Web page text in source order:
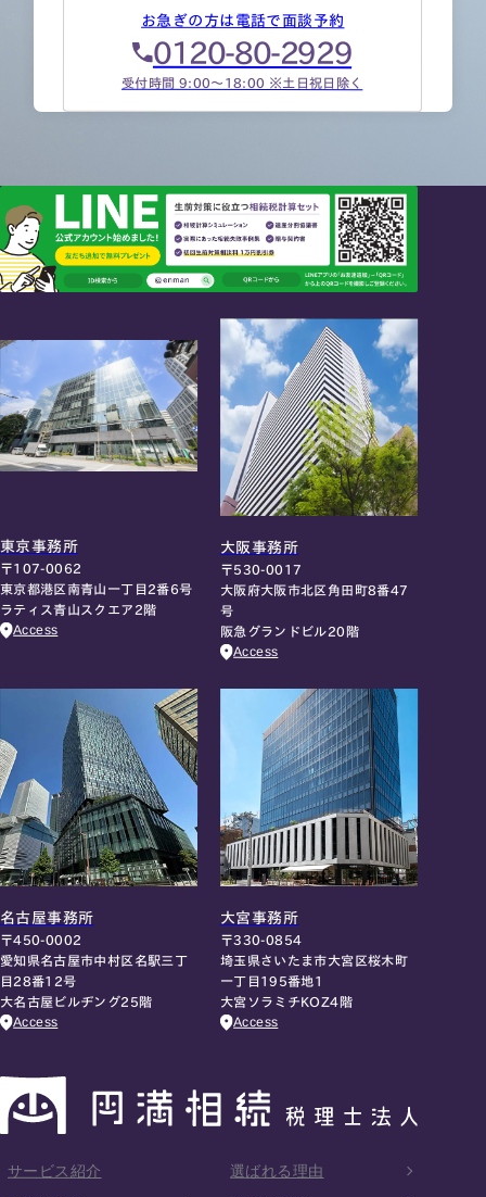
お急ぎの方は電話で面談予約
0120-80-2929
受付時間 9:00～18:00 ※土日祝日除く
東京事務所
〒107-0062
東京都港区南青山一丁目2番6号
ラティス青山スクエア2階
Access
大阪事務所
〒530-0017
大阪府大阪市北区角田町8番47
号
阪急グランドビル20階
Access
名古屋事務所
〒450-0002
愛知県名古屋市中村区名駅三丁
目28番12号
大名古屋ビルヂング25階
Access
大宮事務所
〒330-0854
埼玉県さいたま市大宮区桜木町
一丁目195番地1
大宮ソラミチKOZ4階
Access
サービス紹介 選ばれる理由